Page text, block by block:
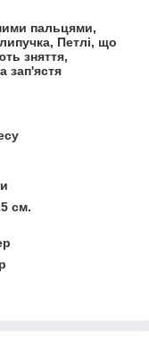
пальцями,
Петлі, що
зняття,
зап'ястя
см.